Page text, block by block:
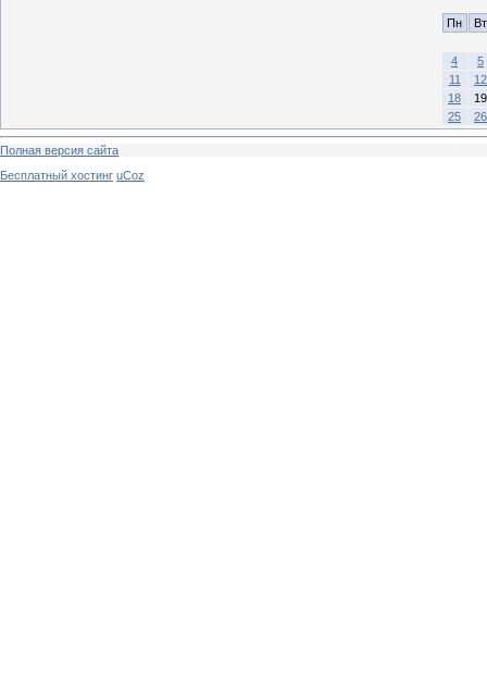
Пн Вт
4
5
11
12
18
19
25
26
Полная версия сайта
Бесплатный хостинг uCoz